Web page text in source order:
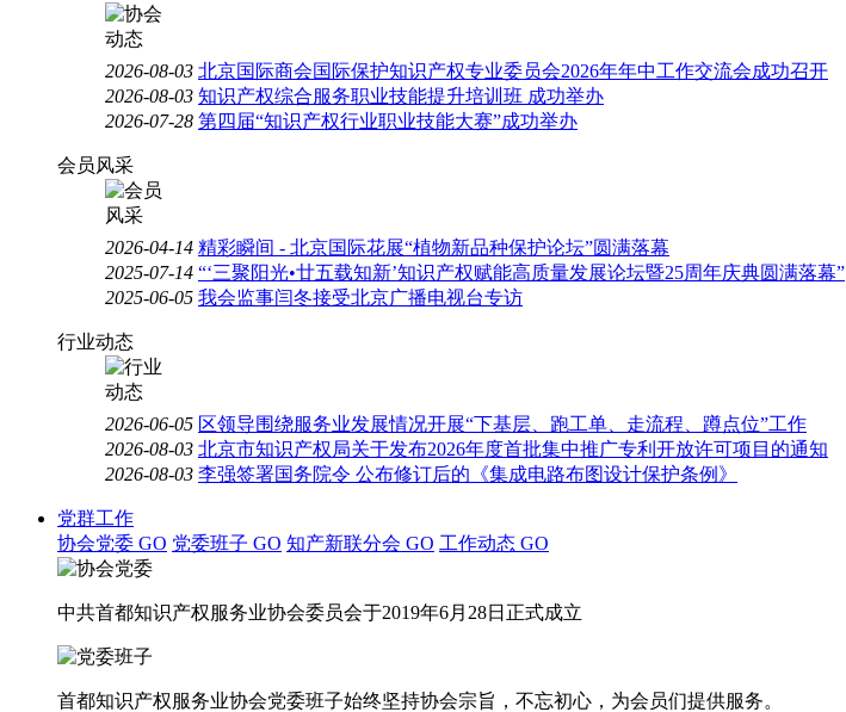
2026-08-03 北京国际商会国际保护知识产权专业委员会2026年年中工作交流会成功召开
2026-08-03 知识产权综合服务职业技能提升培训班 成功举办
2026-07-28 第四届“知识产权行业职业技能大赛”成功举办
会员风采
2026-04-14 精彩瞬间 - 北京国际花展“植物新品种保护论坛”圆满落幕
2025-07-14 “‘三聚阳光•廿五载知新’知识产权赋能高质量发展论坛暨25周年庆典圆满落幕”
2025-06-05 我会监事闫冬接受北京广播电视台专访
行业动态
2026-06-05 区领导围绕服务业发展情况开展“下基层、跑工单、走流程、蹲点位”工作
2026-08-03 北京市知识产权局关于发布2026年度首批集中推广专利开放许可项目的通知
2026-08-03 李强签署国务院令 公布修订后的《集成电路布图设计保护条例》
党群工作
协会党委 GO 党委班子 GO 知产新联分会 GO 工作动态 GO
中共首都知识产权服务业协会委员会于2019年6月28日正式成立
首都知识产权服务业协会党委班子始终坚持协会宗旨，不忘初心，为会员们提供服务。